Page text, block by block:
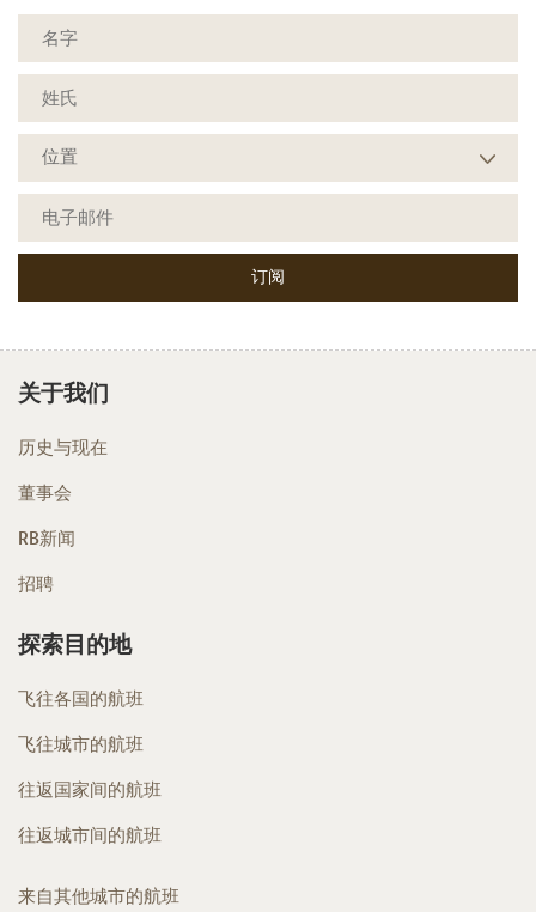
关于我们
历史与现在
董事会
RB新闻
招聘
探索目的地
飞往各国的航班
飞往城市的航班
往返国家间的航班
往返城市间的航班
来自其他城市的航班